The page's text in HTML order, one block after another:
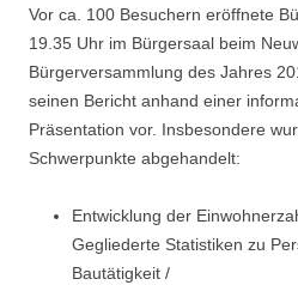
Vor ca. 100 Besuchern eröffnete
19.35 Uhr im Bürgersaal beim
Bürgerversammlung des Jahres
seinen Bericht anhand einer
Präsentation vor. Insbesondere
Schwerpunkte abgehandelt:
Entwicklung der
Gegliederte Statistiken zu
Bautätigkeit /